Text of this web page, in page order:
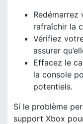
rafraîchir la
Vérifiez
assurer
Effacez le
la console
potentiels.
Si le problème
support Xbox